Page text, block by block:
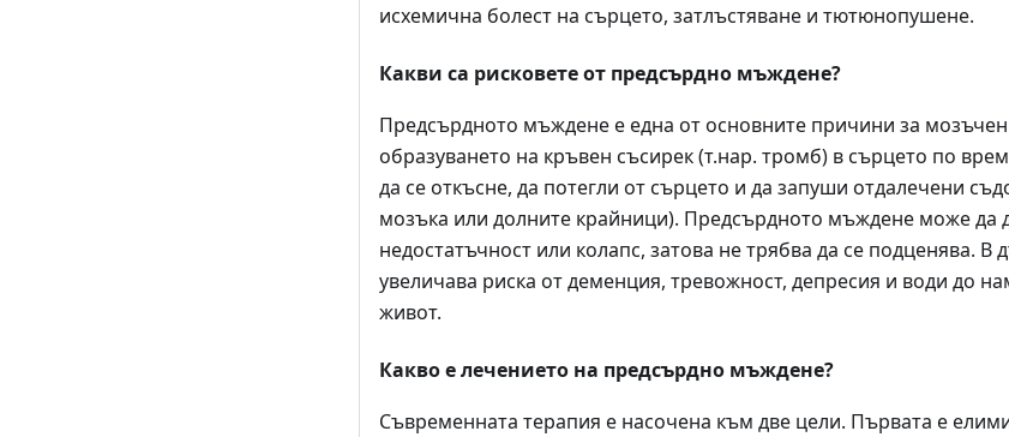
исхемична болест на сърцето, затлъстяване и тютюнопушене.
Какви са рисковете от предсърдно мъждене?
Предсърдното мъждене е една от основните причини за
образуването на кръвен съсирек (т.нар. тромб) в сърцето по
да се откъсне, да потегли от сърцето и да запуши отдалечени
мозъка или долните крайници). Предсърдното мъждене може да
недостатъчност или колапс, затова не трябва да се подценява. В
увеличава риска от деменция, тревожност, депресия и води до
живот.
Какво е лечението на предсърдно мъждене?
Съвременната терапия е насочена към две цели. Първата е